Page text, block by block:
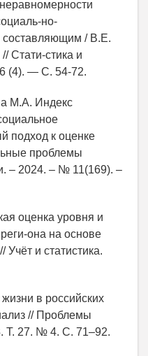
но-
составляющим / В.Е.
Стати-стика и
(4). — С. 54-72.
М.А. Индекс
подход к оценке
проблемы
– 2024. – № 11(169). –
оценка уровня и
она на основе
Учёт и статистика.
в российских
// Проблемы
Т. 27. № 4. С. 71–92.